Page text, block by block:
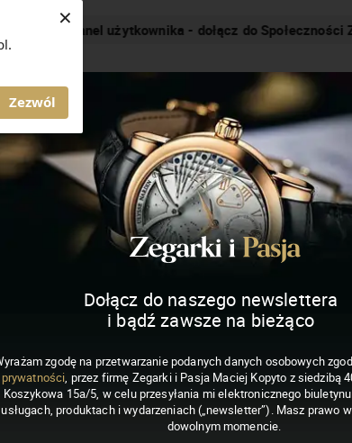
Zezwól
× Nakręcamy pozytywnie... cały czas!
MAGAZYN ZEGARKI I PASJA
Dołącz do naszego newslettera
i bądź zawsze na bieżąco
zgodę na przetwarzanie podanych danych osobowych
prywatności, przez firmę Zegarki i Pasja Maciej Kopyto z siedzibą
Koszykowa 15a/5, w celu przesyłania mi elektronicznego
usługach, produktach i wydarzeniach („newsletter”). Masz prawo
dowolnym momencie.